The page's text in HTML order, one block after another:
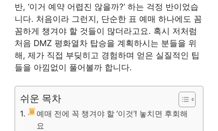
반, ‘이거 예약 어렵진 않을까?’ 하는 걱정 반이었습
니다. 처음이라 그런지, 단순한 표 예매 하나에도 꼼
꼼하게 챙겨야 할 것들이 많더라고요. 혹시 저처럼
처음 DMZ 평화열차 탑승을 계획하시는 분들을 위
해, 제가 직접 부딪히고 경험하며 얻은 실질적인 팁
들을 아낌없이 풀어볼까 합니다.
쉬운 목차
예매 전에 꼭 챙겨야 할 ‘이것’! 놓치면 후회해
요